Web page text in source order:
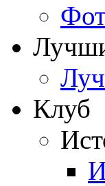
Клуб